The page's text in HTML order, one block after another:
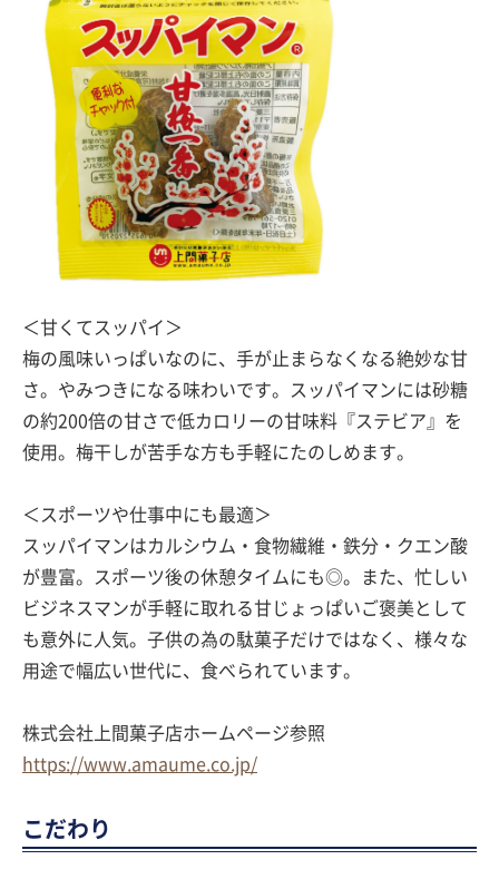
＜甘くてスッパイ＞
梅の風味いっぱいなのに、手が止まらなくなる絶妙な甘
さ。やみつきになる味わいです。スッパイマンには砂糖
の約200倍の甘さで低カロリーの甘味料『ステビア』を
使用。梅干しが苦手な方も手軽にたのしめます。
＜スポーツや仕事中にも最適＞
スッパイマンはカルシウム・食物繊維・鉄分・クエン酸
が豊富。スポーツ後の休憩タイムにも◎。また、忙しい
ビジネスマンが手軽に取れる甘じょっぱいご褒美として
も意外に人気。子供の為の駄菓子だけではなく、様々な
用途で幅広い世代に、食べられています。
株式会社上間菓子店ホームページ参照
https://www.amaume.co.jp/
こだわり